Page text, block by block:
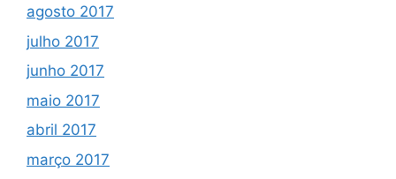
agosto 2017
julho 2017
junho 2017
maio 2017
abril 2017
março 2017